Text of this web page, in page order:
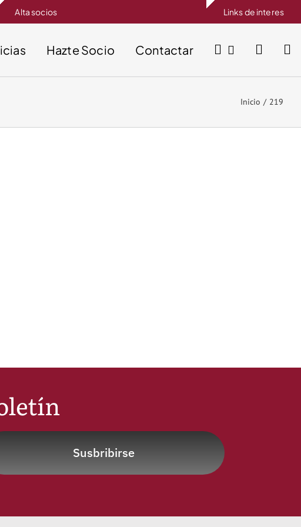
Alta socios Links de interes
Hazte Socio Contactar
Inicio 219
Susbribirse